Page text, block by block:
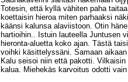
Totesin, että kyllä vähiten paha
koettaisin hieroa miten parhaaksi
käänsi kalunsa alaviistoon. Otin
hartioihin.. Istuin lauteella Juntusen
hieronta-aluetta koko ajan. Tästä
voihki käsittelyssäni. Samaan
Kalu seisoi niin että pakotti.
kalua. Miehekäs karvoitus odotti